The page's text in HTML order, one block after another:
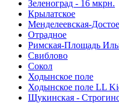
Зеленоград - 16 мкрн.
Крылатское
Менделеевская-
Отрадное
Римская-Площадь
Свиблово
Сокол
Ходынское поле
Ходынское поле LL
Щукинская -